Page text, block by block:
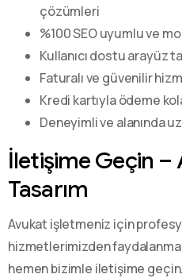
çözümleri
%100 SEO uyumlu ve
Kullanıcı dostu arayüz
Faturalı ve güvenilir
Kredi kartıyla ödeme
Deneyimli ve alanında
İletişime Geçin –
Tasarım
Avukat işletmeniz için
hizmetlerimizden
hemen bizimle iletişime